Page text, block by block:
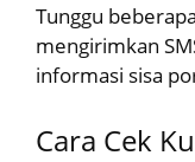
Tunggu
mengirimkan
informasi sisa
Cara Cek